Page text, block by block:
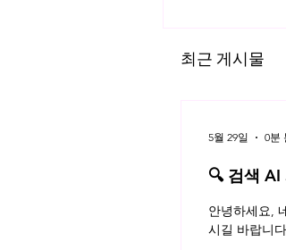
소프트웨어
최근 게시물
🔍 검색
플라 법률
안녕하세요,
시길 바랍니
5월 29일 0분